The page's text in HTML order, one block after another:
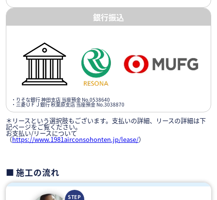
銀行振込
・りそな銀行 神田支店 当座預金 No.0538640
・三菱ＵＦＪ銀行 秋葉原支店 当座預金 No.3038870
＊リースという選択肢もございます。支払いの詳細、リースの詳細は下
記ページをご覧ください。
お支払い/リースについて
（https://www.1981airconsohonten.jp/lease/）
施工の流れ
STEP